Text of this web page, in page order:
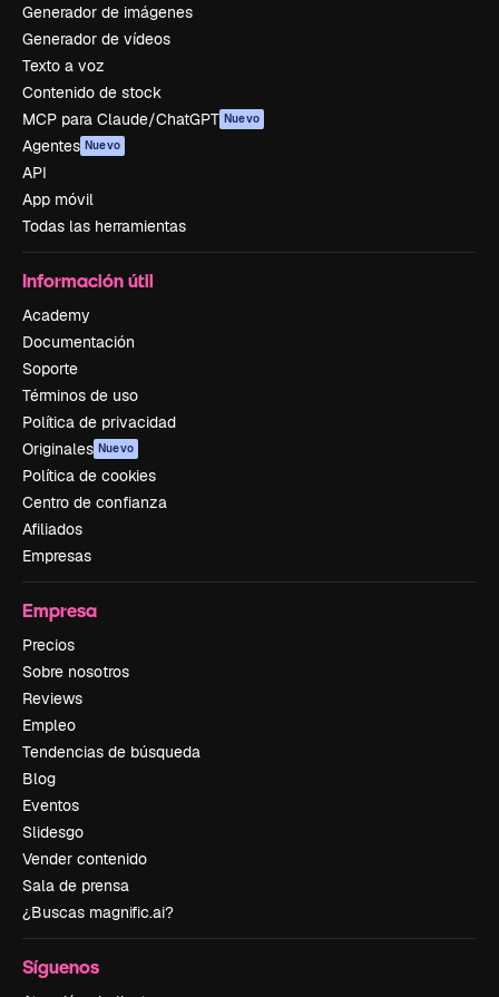
Generador de imágenes
Generador de vídeos
Texto a voz
Contenido de stock
MCP para Claude/ChatGPT Nuevo
Agentes Nuevo
API
App móvil
Todas las herramientas
Información útil
Academy
Documentación
Soporte
Términos de uso
Política de privacidad
Originales Nuevo
Política de cookies
Centro de confianza
Afiliados
Empresas
Empresa
Precios
Sobre nosotros
Reviews
Empleo
Tendencias de búsqueda
Blog
Eventos
Slidesgo
Vender contenido
Sala de prensa
¿Buscas magnific.ai?
Síguenos